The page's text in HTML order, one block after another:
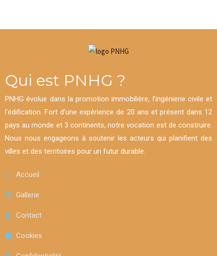
Qui est PNHG ?
PNHG évolue dans la promotion immobilière, l’ingénierie civile et
l’édification. Fort d’une expérience de 20 ans et présent dans 12
pays au monde et 3 continents, notre vocation est de construire.
Nous nous engageons à soutenir les acteurs qui planifient des
villes et des territoires pour un futur durable.
Accueil
Gallerie
Contact
Cookies